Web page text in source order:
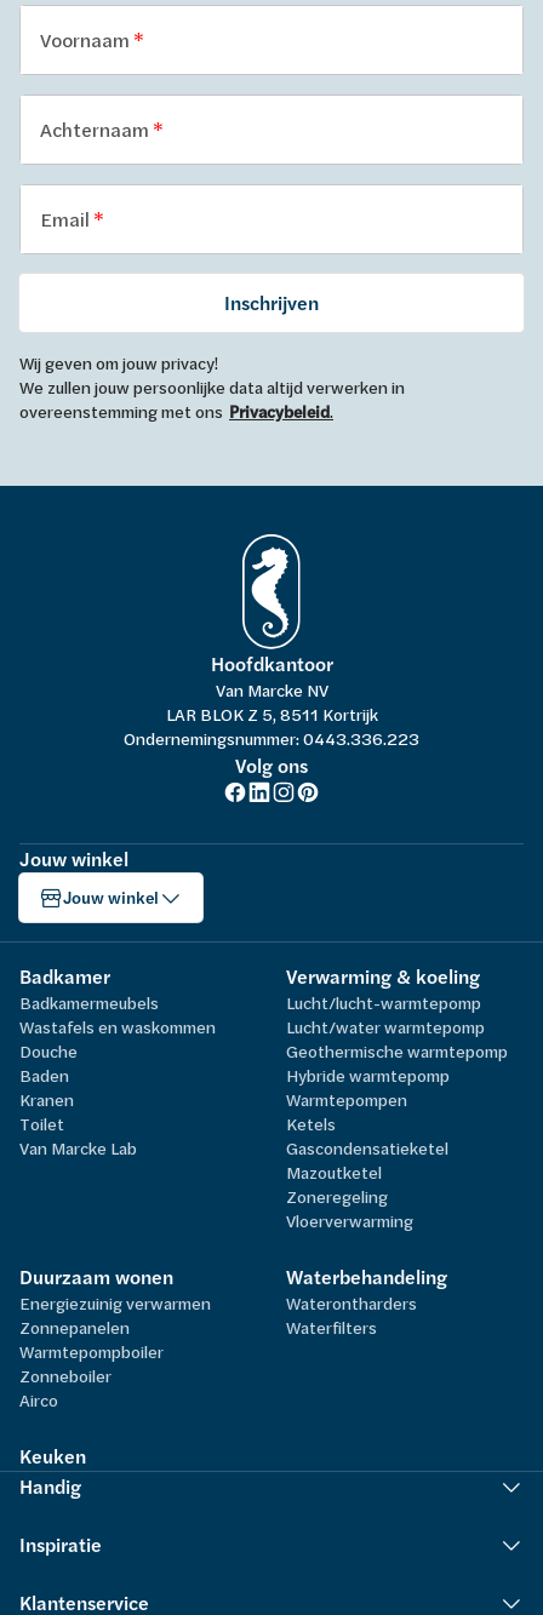
Voornaam
Achternaam
Email
Inschrijven
Wij geven om jouw privacy!
We zullen jouw persoonlijke data altijd verwerken in
overeenstemming met ons Privacybeleid.
Hoofdkantoor
Van Marcke NV
LAR BLOK Z 5, 8511 Kortrijk
Ondernemingsnummer: 0443.336.223
Volg ons
Jouw winkel
Jouw winkel
Badkamer
Badkamermeubels
Wastafels en waskommen
Douche
Baden
Kranen
Toilet
Van Marcke Lab
Verwarming & koeling
Lucht/lucht-warmtepomp
Lucht/water warmtepomp
Geothermische warmtepomp
Hybride warmtepomp
Warmtepompen
Ketels
Gascondensatieketel
Mazoutketel
Zoneregeling
Vloerverwarming
Duurzaam wonen
Energiezuinig verwarmen
Zonnepanelen
Warmtepompboiler
Zonneboiler
Airco
Waterbehandeling
Waterontharders
Waterfilters
Keuken
Handig
Inspiratie
Klantenservice